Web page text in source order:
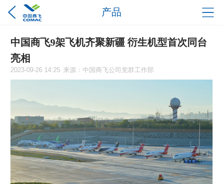
产品
中国商飞9架飞机齐聚新疆 衍生机型首次同台
亮相
2023-09-26 14:25 来源：中国商飞公司党群工作部